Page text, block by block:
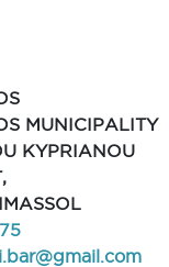
MUNICIPALITY
KYPRIANOU